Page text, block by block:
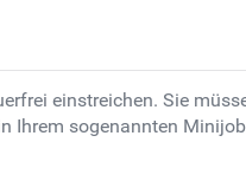
einstreichen. Sie
Ihrem sogenannten Minijob